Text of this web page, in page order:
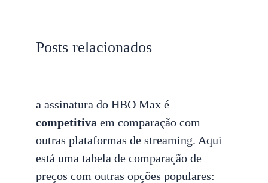
Posts relacionados
a assinatura do HBO Max é
competitiva em comparação com
outras plataformas de streaming. Aqui
está uma tabela de comparação de
preços com outras opções populares: